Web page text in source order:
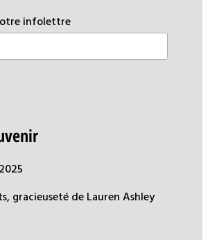
infolettre
gracieuseté de Lauren Ashley